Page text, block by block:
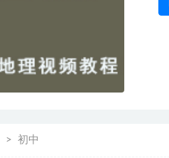
初中
初中历史七至